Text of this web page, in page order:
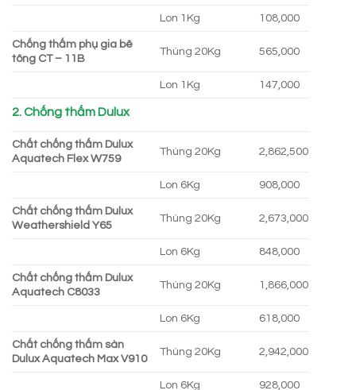
Lon 1Kg 108,000
Chống thấm phụ gia bê
tông CT – 11B
Thùng 20Kg 565,000
Lon 1Kg 147,000
2. Chống thấm Dulux
Chất chống thấm Dulux
Aquatech Flex W759
Thùng 20Kg 2,862,500
Lon 6Kg 908,000
Chất chống thấm Dulux
Weathershield Y65
Thùng 20Kg 2,673,000
Lon 6Kg 848,000
Chất chống thấm Dulux
Aquatech C8033
Thùng 20Kg 1,866,000
Lon 6Kg 618,000
Chất chống thấm sàn
Dulux Aquatech Max V910
Thùng 20Kg 2,942,000
Lon 6Kg 928,000